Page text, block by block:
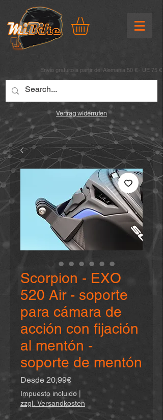
Envío gratuito a partir de: Alemania 50 € · UE 75 €
Vertrag widerrufen
Scorpion - EXO
520 Air - soporte
para cámara de
acción con fijación
al mentón -
soporte de mentón
Desde 20,99€Precio
de
oferta
Impuesto incluido
zzgl. Versandkosten